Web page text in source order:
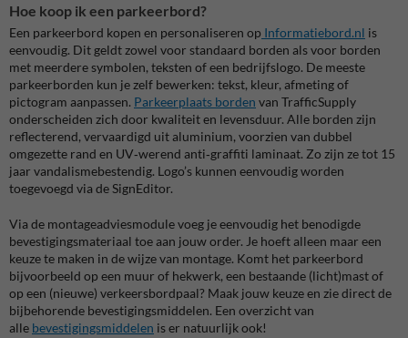
Hoe koop ik een parkeerbord?
Een parkeerbord kopen en personaliseren op Informatiebord.nl is
eenvoudig. Dit geldt zowel voor standaard borden als voor borden
met meerdere symbolen, teksten of een bedrijfslogo. De meeste
parkeerborden kun je zelf bewerken: tekst, kleur, afmeting of
pictogram aanpassen. Parkeerplaats borden van TrafficSupply
onderscheiden zich door kwaliteit en levensduur. Alle borden zijn
reflecterend, vervaardigd uit aluminium, voorzien van dubbel
omgezette rand en UV‑werend anti‑graffiti laminaat. Zo zijn ze tot 15
jaar vandalismebestendig. Logo’s kunnen eenvoudig worden
toegevoegd via de SignEditor.
Via de montageadviesmodule voeg je eenvoudig het benodigde
bevestigingsmateriaal toe aan jouw order. Je hoeft alleen maar een
keuze te maken in de wijze van montage. Komt het parkeerbord
bijvoorbeeld op een muur of hekwerk, een bestaande (licht)mast of
op een (nieuwe) verkeersbordpaal? Maak jouw keuze en zie direct de
bijbehorende bevestigingsmiddelen. Een overzicht van
alle bevestigingsmiddelen is er natuurlijk ook!